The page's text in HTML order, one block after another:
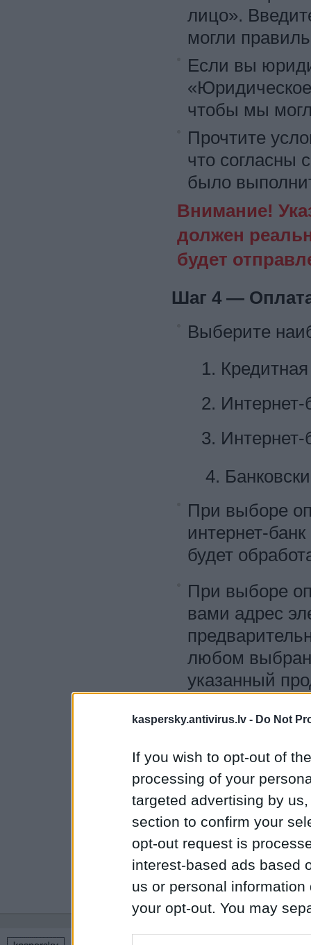
kaspersky.antivirus.lv - Do Not
If you wish to opt-out of
processing of your
targeted advertising by
section to confirm your
opt-out request is
interest-based ads based
us or personal
your opt-out. You may
лицо».
могли
Если вы
чтобы мы
Прочтите
что согласны
было
Внимание!
должен
будет
Шаг 4 —
Выберите
1. Кредитная
2. Интернет-
3. Интернет-
4.
При выборе
интернет-
будет
При выборе
вами адрес
любом
указанный
аннулируется.
Пожалуйста,
правильно.
адреса
может
Заказ
получения